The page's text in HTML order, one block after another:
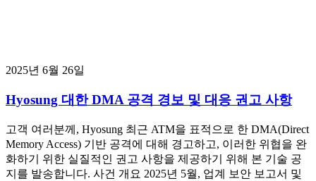
2025년 6월 26일
Hyosung 대한 DMA 공격 경보 및 대응 권고 사항
고객 여러분께, Hyosung 최근 ATM을 표적으로 한 DMA(Direct
Memory Access) 기반 공격에 대해 경고하고, 이러한 위협을 완
화하기 위한 실질적인 권고 사항을 제공하기 위해 본 기술 공
지를 발송합니다. 사건 개요 2025년 5월, 업계 보안 보고서 및